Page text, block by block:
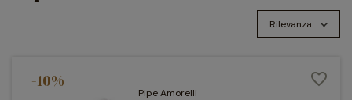
Rilevanza
-10%
Pipe Amorelli
favorite_border